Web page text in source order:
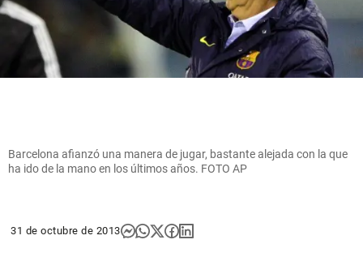
Barcelona afianzó una manera de jugar, bastante alejada con la que
ha ido de la mano en los últimos años. FOTO AP
31 de octubre de 2013